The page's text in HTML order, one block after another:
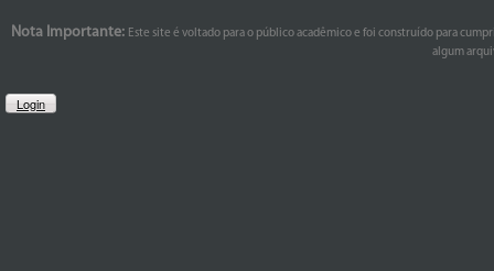
Nota Importante: Este site é voltado para o público acadêmico e foi construído para
algum
Login